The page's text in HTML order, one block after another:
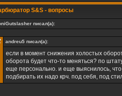
S&S - вопросы
писал(а):
andreu5 писал(а):
если в момент снижения холостых
оборота будет что-то меняться? по
еще персонально. и еще выяснилось,
подбирать их надо крч. под себя, под